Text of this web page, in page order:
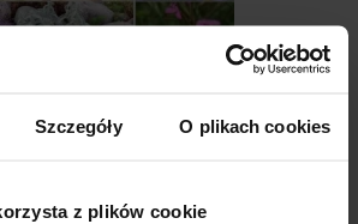
Szczegóły O plikach cookies
z plików cookie